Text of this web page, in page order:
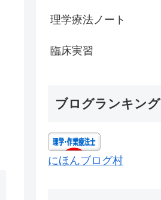
理学療法ノート
臨床実習
ブログランキング
にほんブログ村